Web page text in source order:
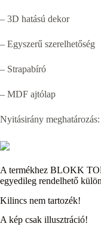
– 3D hatású dekor
– Egyszerű szerelhetőség
– Strapabíró
– MDF ajtólap
Nyitásirány meghatározás:
A termékhez BLOKK
egyedileg rendelhető
Kilincs nem tartozék!
A kép csak illusztráció!